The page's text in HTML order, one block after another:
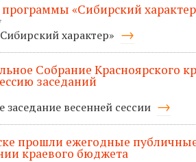
«Сибирский
характер»
Собрание Красноярского
заседаний
весенней сессии
прошли ежегодные
краевого бюджета